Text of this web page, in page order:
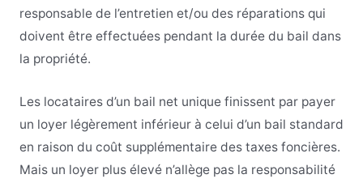
responsable de l’entretien et/ou des réparations qui
doivent être effectuées pendant la durée du bail dans
la propriété.
Les locataires d’un bail net unique finissent par payer
un loyer légèrement inférieur à celui d’un bail standard
en raison du coût supplémentaire des taxes foncières.
Mais un loyer plus élevé n’allège pas la responsabilité